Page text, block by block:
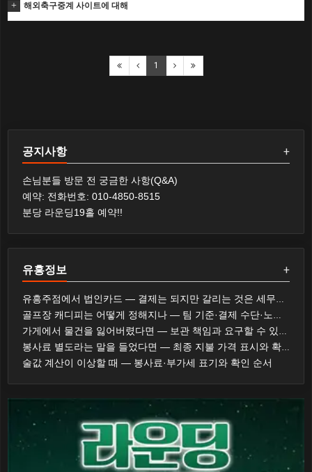
해외축구중계 사이트에 대해
1
+
공지사항
손님분들 방문 전 궁금한 사항(Q&A)
예약: 전화번호: 010-4850-8515
분당 라운딩19홀 예약!!
+
유흥정보
유흥주점에서 법인카드 — 결제는 되지만 갈리는 것은 세무와 사규다
골프장 캐디피는 어떻게 정해지나 — 팀 기준·결제 수단·노캐디 선택
가게에서 물건을 잃어버렸다면 — 보관 책임과 요구할 수 있는 것
봉사료 별도라는 말을 들었다면 — 최종 지불 가격 표시와 확인 순서
술값 계산이 이상할 때 — 봉사료·부가세 표기와 확인 순서